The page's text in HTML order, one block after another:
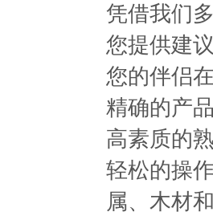
凭借我们
您提供建
您的伴侣
精确的产
高素质的
轻松的操
属、木材